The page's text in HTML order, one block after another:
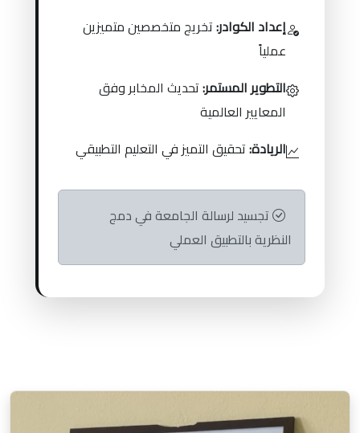
إعداد الكوادر:تخريج متخصصين متميزين
عملياً
التطوير المستمر:تحديث المخابر وفق
المعايير العالمية
الريادة:تحقيق التميز في التعليم التطبيقي
تجسيد لرسالة الجامعة في دمج
النظرية بالتطبيق العملي